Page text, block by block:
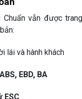
Chuẩn vẫn được
lái và hành khách
EBD, BA
ESC